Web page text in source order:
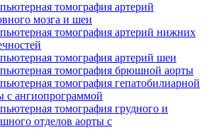
томография артерий
мозга и шеи
томография артерий нижних
томография артерий шеи
томография брюшной аорты
томография гепатобилиарной
с ангиопрограммой
томография грудного и
отделов аорты с